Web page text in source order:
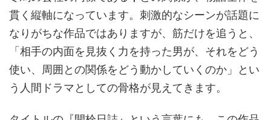
貫く縦軸になっています。刺激的なシーンが話題に
なりがちな作品ではありますが、筋だけを追うと、
「相手の内面を見抜く力を持った男が、それをどう
使い、周囲との関係をどう動かしていくのか」とい
う人間ドラマとしての骨格が見えてきます。